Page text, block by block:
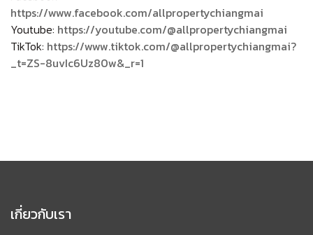
https://www.facebook.com/allpropertychiangmai
Youtube: https://youtube.com/@allpropertychiangmai
TikTok: https://www.tiktok.com/@allpropertychiangmai?
_t=ZS-8uvIc6Uz80w&_r=1
เกี่ยวกับเรา